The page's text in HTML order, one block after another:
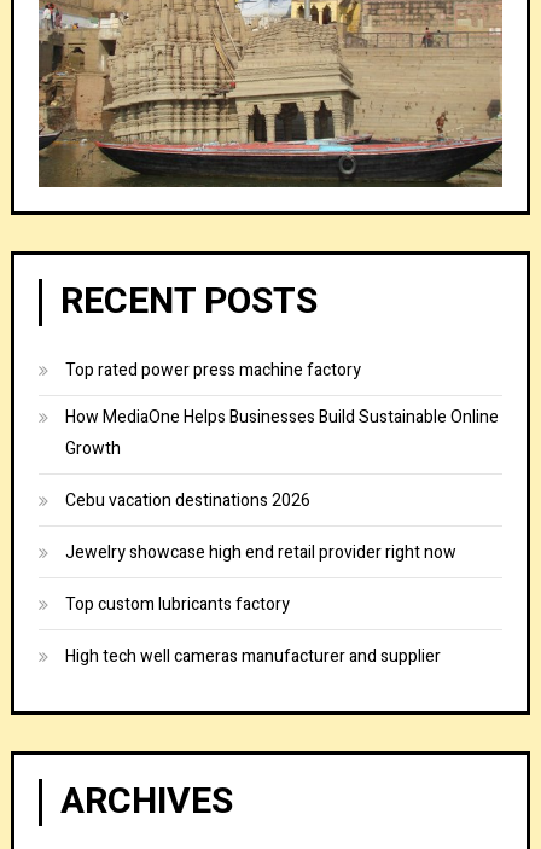
RECENT POSTS
Top rated power press machine factory
How MediaOne Helps Businesses Build Sustainable Online
Growth
Cebu vacation destinations 2026
Jewelry showcase high end retail provider right now
Top custom lubricants factory
High tech well cameras manufacturer and supplier
ARCHIVES